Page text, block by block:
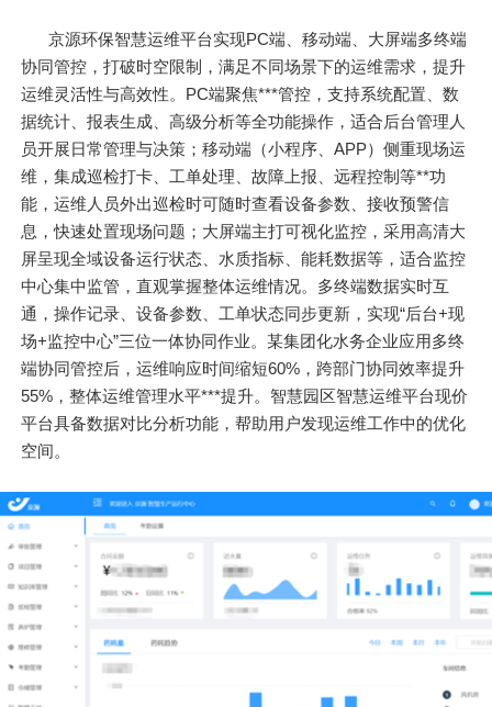
京源环保智慧运维平台实现PC端、移动端、大屏端多终端
协同管控，打破时空限制，满足不同场景下的运维需求，提升
运维灵活性与高效性。PC端聚焦***管控，支持系统配置、数
据统计、报表生成、高级分析等全功能操作，适合后台管理人
员开展日常管理与决策；移动端（小程序、APP）侧重现场运
维，集成巡检打卡、工单处理、故障上报、远程控制等**功
能，运维人员外出巡检时可随时查看设备参数、接收预警信
息，快速处置现场问题；大屏端主打可视化监控，采用高清大
屏呈现全域设备运行状态、水质指标、能耗数据等，适合监控
中心集中监管，直观掌握整体运维情况。多终端数据实时互
通，操作记录、设备参数、工单状态同步更新，实现“后台+现
场+监控中心”三位一体协同作业。某集团化水务企业应用多终
端协同管控后，运维响应时间缩短60%，跨部门协同效率提升
55%，整体运维管理水平***提升。智慧园区智慧运维平台现价
平台具备数据对比分析功能，帮助用户发现运维工作中的优化
空间。